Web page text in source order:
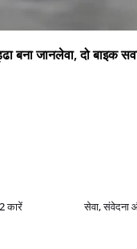
बना जानलेवा, दो बाइक
कारें
सेवा, संवेदना